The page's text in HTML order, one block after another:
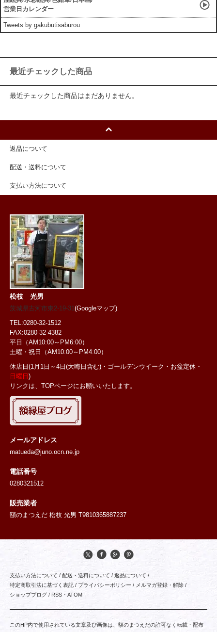
営業日カレンダー
Tweets by gakubutisaburou
最近チェックした商品
最近チェックした商品はまだありません。
返品について
配送・送料について
支払い方法について
松枝 光男
茨城県古河市東2-19-31(Googleマップ)
TEL:0280-32-1512
FAX:0280-32-4382
平日（AM10:00～PM6:00）
土曜・祝日
（AM10:00～PM4:00）
休店日(1月1日～4日(大晦日含む)・ゴールデンウイーク・お盆定休・
日曜日 )
リンクは、TOPページにお願いいたします。
メールアドレス
matueda@juno.ocn.ne.jp
電話番号
0280321512
販売業者
額のまつえだ 松枝 光男 T9810365887237
支払い方法について / 配送・送料について / 返品について /
特定商取引法に基づく表記 / プライバシーポリシー / メルマガ登録・解除 /
ショップブログ / RSS ・ ATOM
このHP内で使用されている文章及び画像は、額のまつえだの許可なく転載・配布